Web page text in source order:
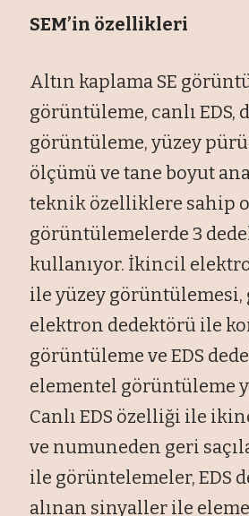
SEM’in özellikleri
Altın kaplama SE
görüntüleme, canlı EDS,
görüntüleme, yüzey
ölçümü ve tane boyut
teknik özelliklere sahip
görüntülemelerde 3
kullanıyor. İkincil
ile yüzey görüntülemesi,
elektron dedektörü ile
görüntüleme ve EDS
elementel görüntüleme
Canlı EDS özelliği ile
ve numuneden geri
ile görüntelemeler, EDS
alınan sinyaller ile